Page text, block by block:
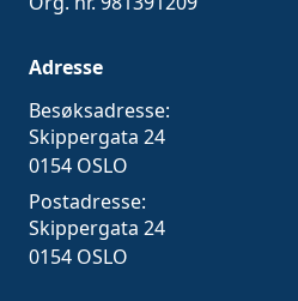
Adresse
Besøksadresse:
Skippergata 24
0154 OSLO
Postadresse:
Skippergata 24
0154 OSLO